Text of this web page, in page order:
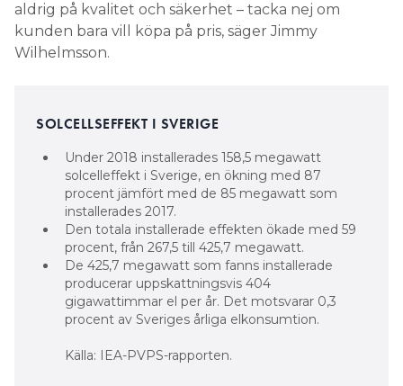
aldrig på kvalitet och säkerhet – tacka nej om
kunden bara vill köpa på pris, säger Jimmy
Wilhelmsson.
SOLCELLSEFFEKT I SVERIGE
Under 2018 installerades 158,5 megawatt
solcelleffekt i Sverige, en ökning med 87
procent jämfört med de 85 megawatt som
installerades 2017.
Den totala installerade effekten ökade med 59
procent, från 267,5 till 425,7 megawatt.
De 425,7 megawatt som fanns installerade
producerar uppskattningsvis 404
gigawattimmar el per år. Det motsvarar 0,3
procent av Sveriges årliga elkonsumtion.
Källa: IEA-PVPS-rapporten.